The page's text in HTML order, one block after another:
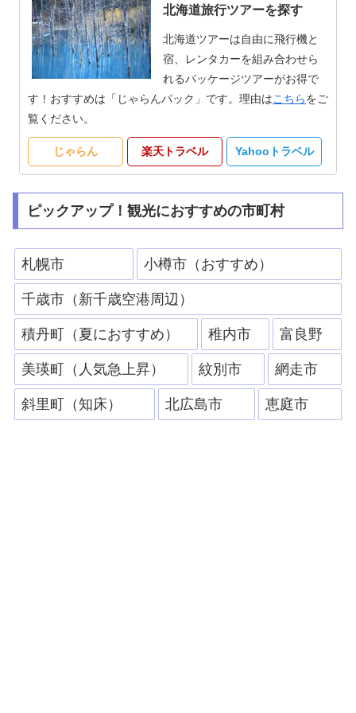
北海道旅行ツアーを探す
北海道ツアーは自由に飛行機と
宿、レンタカーを組み合わせら
れるパッケージツアーがお得で
す！おすすめは「じゃらんパック」です。理由はこちらをご
覧ください。
じゃらん 楽天トラベル Yahooトラベル
ピックアップ！観光におすすめの市町村
札幌市 小樽市（おすすめ）
千歳市（新千歳空港周辺）
積丹町（夏におすすめ） 稚内市 富良野
美瑛町（人気急上昇） 紋別市 網走市
斜里町（知床） 北広島市 恵庭市